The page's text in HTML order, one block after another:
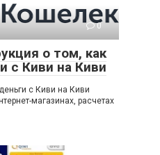
0
о том, как
с Киви на Киви
с Киви на Киви
магазинах, расчетах